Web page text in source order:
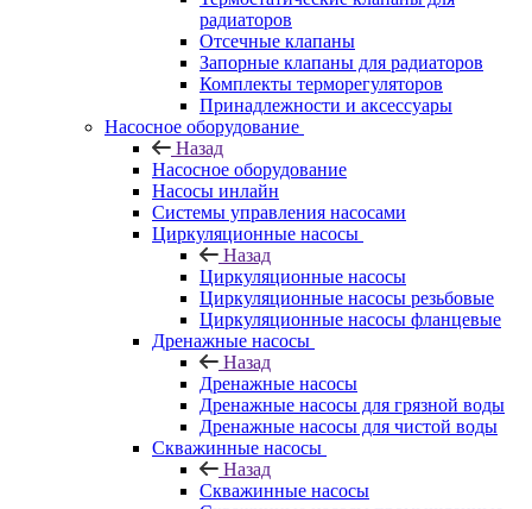
радиаторов
Отсечные клапаны
Запорные клапаны для радиаторов
Комплекты терморегуляторов
Принадлежности и аксессуары
Насосное оборудование
Назад
Насосное оборудование
Насосы инлайн
Системы управления насосами
Циркуляционные насосы
Назад
Циркуляционные насосы
Циркуляционные насосы резьбовые
Циркуляционные насосы фланцевые
Дренажные насосы
Назад
Дренажные насосы
Дренажные насосы для грязной воды
Дренажные насосы для чистой воды
Скважинные насосы
Назад
Скважинные насосы